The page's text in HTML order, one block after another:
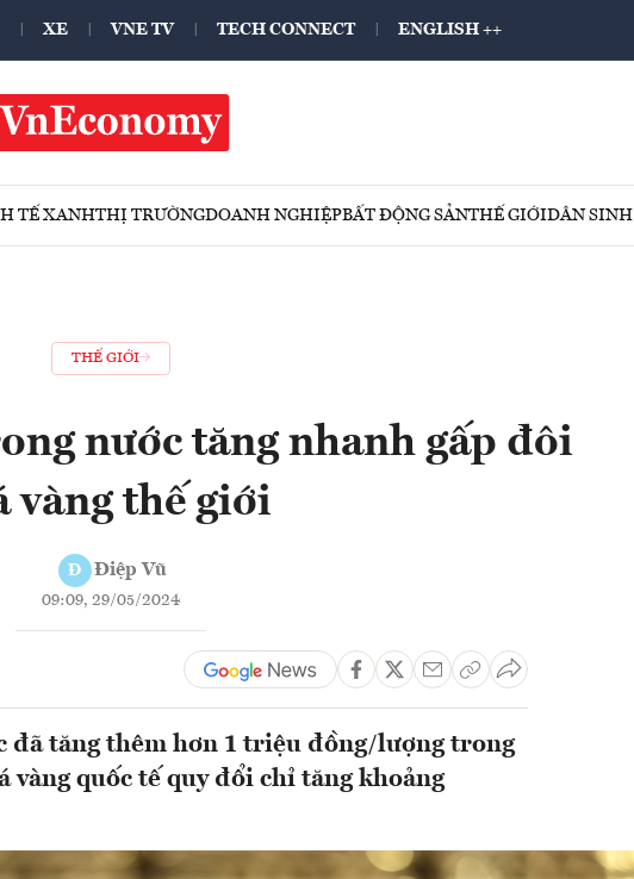
XE VNE TV TECH CONNECT ENGLISH ++
TẾ XANHTHỊ TRƯỜNGDOANH NGHIỆPBẤT ĐỘNG SẢNTHẾ GIỚIDÂN SINH
THẾ GIỚI
nước tăng nhanh gấp đôi
vàng thế giới
Đ Điệp Vũ
09:09, 29/05/2024
đã tăng thêm hơn 1 triệu đồng/lượng trong
vàng quốc tế quy đổi chỉ tăng khoảng